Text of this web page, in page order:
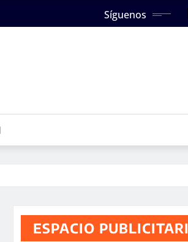
Síguenos
ESPACIO